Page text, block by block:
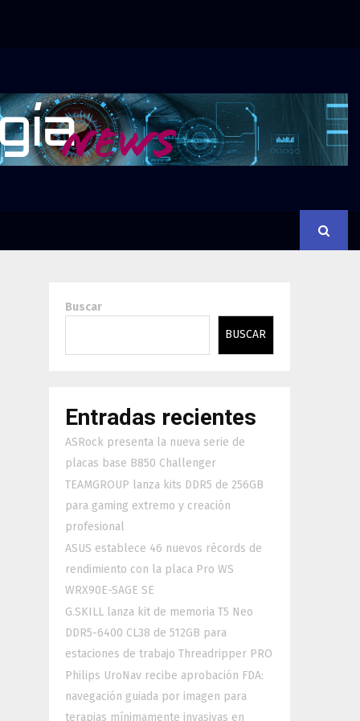
Buscar
BUSCAR
Entradas recientes
ASRock presenta la nueva serie de
placas base B850 Challenger
TEAMGROUP lanza kits DDR5 de 256GB
para gaming extremo y creación
profesional
ASUS establece 46 nuevos récords de
rendimiento con la placa Pro WS
WRX90E-SAGE SE
G.SKILL lanza kit de memoria T5 Neo
DDR5-6400 CL38 de 512GB para
estaciones de trabajo Threadripper PRO
Philips UroNav recibe aprobación FDA:
navegación guiada por imagen para
terapias mínimamente invasivas en